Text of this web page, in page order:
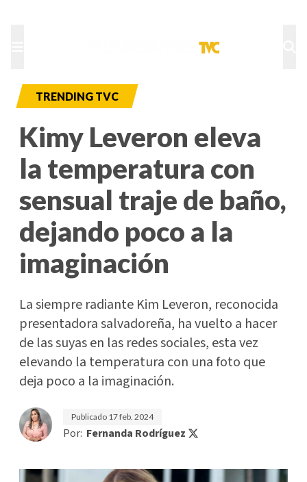
TRENDING TVC
Kimy Leveron eleva
la temperatura con
sensual traje de baño,
dejando poco a la
imaginación
La siempre radiante Kim Leveron, reconocida
presentadora salvadoreña, ha vuelto a hacer
de las suyas en las redes sociales, esta vez
elevando la temperatura con una foto que
deja poco a la imaginación.
Publicado 17 feb. 2024
Por: Fernanda Rodríguez